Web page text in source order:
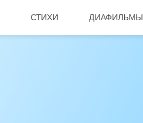
СТИХИ ДИАФИЛЬМЫ